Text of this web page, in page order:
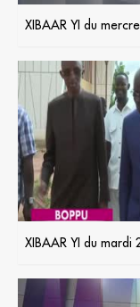
XIBAAR YI du
XIBAAR YI du mardi